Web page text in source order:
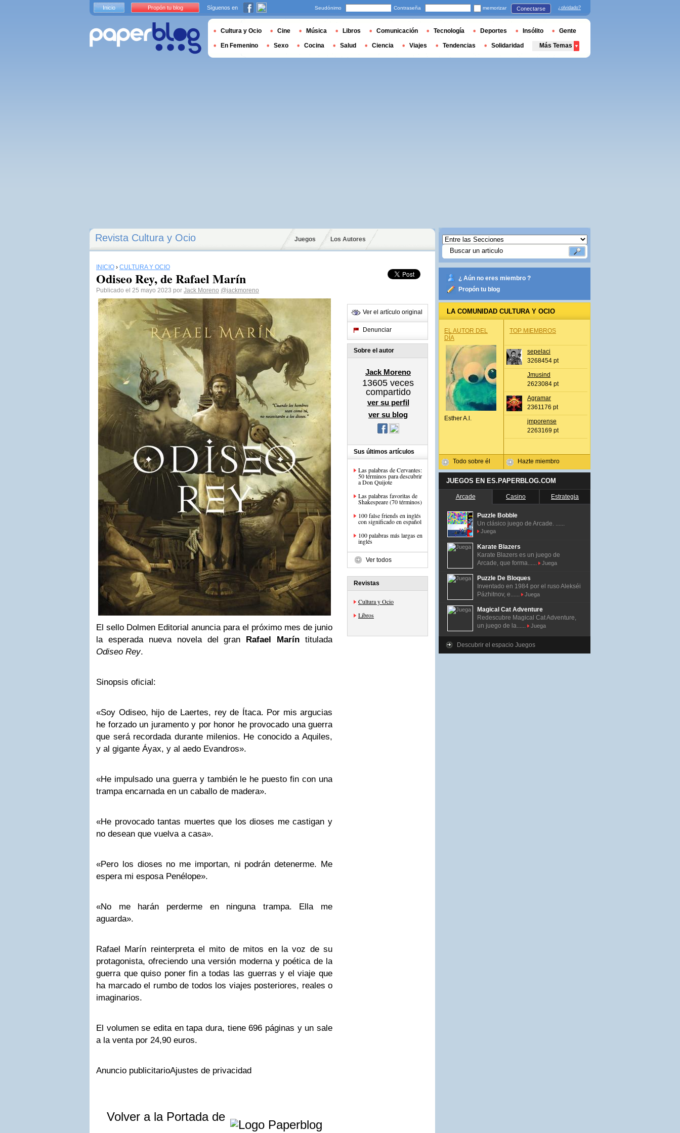
Revista Cultura y Ocio Juegos Los Autores
INICIO › CULTURA Y OCIO
Odiseo Rey, de Rafael Marín
Publicado el 25 mayo 2023 por Jack Moreno @jackmoreno
El sello Dolmen Editorial anuncia para el próximo mes de junio
la esperada nueva novela del gran Rafael Marín titulada
Odiseo Rey.
Sinopsis oficial:
«Soy Odiseo, hijo de Laertes, rey de Ítaca. Por mis argucias
he forzado un juramento y por honor he provocado una guerra
que será recordada durante milenios. He conocido a Aquiles,
y al gigante Áyax, y al aedo Evandros».
«He impulsado una guerra y también le he puesto fin con una
trampa encarnada en un caballo de madera».
«He provocado tantas muertes que los dioses me castigan y
no desean que vuelva a casa».
«Pero los dioses no me importan, ni podrán detenerme. Me
espera mi esposa Penélope».
«No me harán perderme en ninguna trampa. Ella me
aguarda».
Rafael Marín reinterpreta el mito de mitos en la voz de su
protagonista, ofreciendo una versión moderna y poética de la
guerra que quiso poner fin a todas las guerras y el viaje que
ha marcado el rumbo de todos los viajes posteriores, reales o
imaginarios.
El volumen se edita en tapa dura, tiene 696 páginas y un sale
a la venta por 24,90 euros.
Anuncio publicitarioAjustes de privacidad
Volver a la Portada de
Ver el artículo original
Denunciar
Sobre el autor
Jack Moreno
13605 veces
compartido
ver su perfil
ver su blog
Sus últimos artículos
Las palabras de Cervantes:
50 términos para descubrir
a Don Quijote
Las palabras favoritas de
Shakespeare (70 términos)
100 false friends en inglés
con significado en español
100 palabras más largas en
inglés
Ver todos
Revistas
Cultura y Ocio
Libros
¿ Aún no eres miembro ?
Propón tu blog
LA COMUNIDAD CULTURA Y OCIO
EL AUTOR DEL
DÍA
Esther A.l.
Todo sobre él
TOP MIEMBROS
sepelaci
3268454 pt
Jmusind
2623084 pt
Agramar
2361176 pt
jmporense
2263169 pt
Hazte miembro
JUEGOS EN ES.PAPERBLOG.COM
Arcade Casino Estrategia
Puzzle Bobble
Un clásico juego de Arcade. ......
Juega
Karate Blazers
Karate Blazers es un juego de
Arcade, que forma......
Juega
Puzzle De Bloques
Inventado en 1984 por el ruso Alekséi
Pázhitnov, e......
Juega
Magical Cat Adventure
Redescubre Magical Cat Adventure,
un juego de la......
Juega
Descubrir el espacio Juegos
Inicio Propón tu blog Síguenos en Seudónimo Contraseña memorizar Conectarse ¿olvidado?
Cultura y Ocio Cine Música Libros Comunicación Tecnología Deportes Insólito Gente
En Femenino Sexo Cocina Salud Ciencia Viajes Tendencias Solidaridad Más Temas